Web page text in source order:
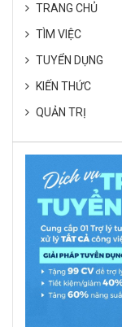
TRANG CHỦ
TÌM VIỆC
TUYỂN DỤNG
KIẾN THỨC
QUẢN TRỊ